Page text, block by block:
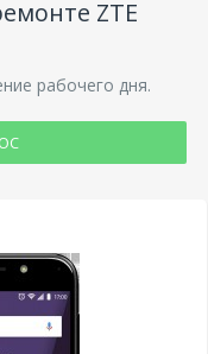
ZTE
рабочего дня.